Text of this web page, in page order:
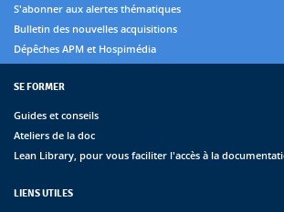
S'abonner aux alertes thématiques
Bulletin des nouvelles acquisitions
Dépêches APM et Hospimédia
SE FORMER
Guides et conseils
Ateliers de la doc
Lean Library, pour vous faciliter l'accès à la
LIENS UTILES